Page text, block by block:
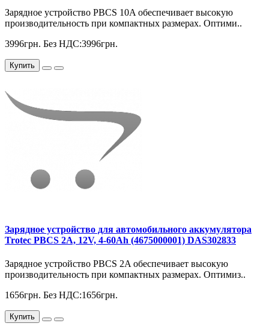
Зарядное устройство PBCS 10A обеспечивает высокую
производительность при компактных размерах. Оптими..
3996грн. Без НДС:3996грн.
Купить
Зарядное устройство для автомобильного аккумулятора
Trotec PBCS 2A, 12V, 4-60Ah (4675000001) DAS302833
Зарядное устройство PBCS 2A обеспечивает высокую
производительность при компактных размерах. Оптимиз..
1656грн. Без НДС:1656грн.
Купить